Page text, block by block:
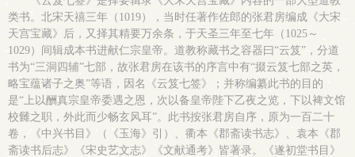
类书。北宋天禧三年（1019），当时任著作佐郎的张君房编成《大宋
天宫宝藏》后，又择其精要万余条，于天圣三年至七年（1025～
1029）间辑成本书进献仁宗皇帝。道教称藏书之容器曰“云笈”，分道
书为“三洞四辅”七部，故张君房在该书的序言中有“掇云笈七部之英，
略宝蕴诸子之奥”等语，因名《云笈七签》；并称编纂此书的目的
是“上以酬真宗皇帝委遇之恩，次以备皇帝陛下乙夜之览，下以裨文馆
校雠之职，外此而少畅玄风耳”。此书按张君房自序，原为一百二十
卷，《中兴书目》（《玉海》引）、衢本《郡斋读书志》、袁本《郡
斋读书后志》《宋史艺文志》《文献通考》皆著录。《遂初堂书目》